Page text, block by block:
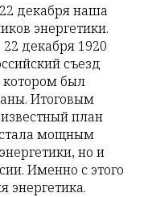
декабря наша
энергетики.
декабря 1920
съезд
котором был
Итоговым
план
стала мощным
но и
Именно с этого
энергетика.